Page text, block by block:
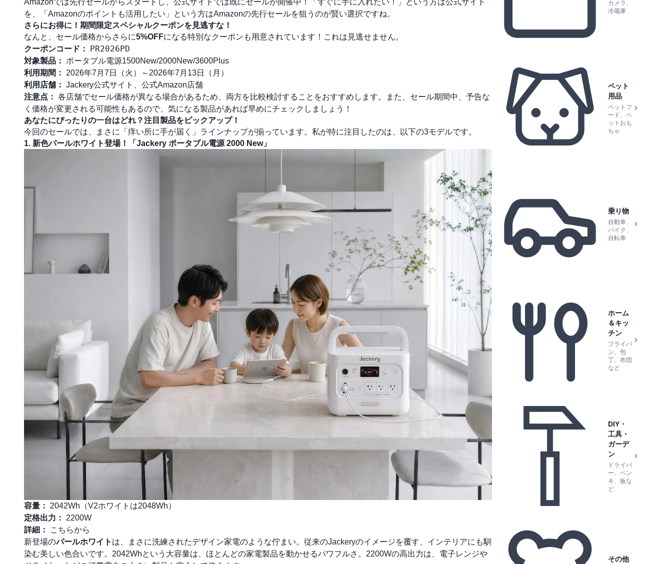
Amazonでは先行セールからスタートし、公式サイトでは既にセールが開催中！「すぐに手に入れたい！」という方は公式サイト
を、「Amazonのポイントも活用したい」という方はAmazonの先行セールを狙うのが賢い選択ですね。
さらにお得に！期間限定スペシャルクーポンを見逃すな！
なんと、セール価格からさらに5%OFFになる特別なクーポンも用意されています！これは見逃せません。
クーポンコード：
PR2026PD
対象製品：
ポータブル電源1500New/2000New/3600Plus
利用期間：
2026年7月7日（火）～2026年7月13日（月）
利用店舗： Jackery公式サイト、公式Amazon店舗
注意点： 各店舗でセール価格が異なる場合があるため、両方を比較検討することをおすすめします。また、セール期間中、予告な
く価格が変更される可能性もあるので、気になる製品があれば早めにチェックしましょう！
あなたにぴったりの一台はどれ？注目製品をピックアップ！
今回のセールでは、まさに「痒い所に手が届く」ラインナップが揃っています。私が特に注目したのは、以下の3モデルです。
1. 新色パールホワイト登場！「Jackery ポータブル電源 2000 New」
容量：
2042Wh（V2ホワイトは2048Wh）
定格出力：
2200W
詳細：
こちらから
新登場のパールホワイト は、まさに洗練されたデザイン家電のような佇まい。従来のJackeryのイメージを覆す、インテリアにも馴
染む美しい色合いです。2042Whという大容量は、ほとんどの家電製品を動かせるパワフルさ。2200Wの高出力は、電子レンジや
カメラ、
冷蔵庫
ペット
用品
ペットフ
ード、ペ
ットおも
ちゃ
乗り物
自動車、
バイク、
自転車
ホーム
＆キッ
チン
フライパ
ン、包
丁、布団
など
DIY・
工具・
ガーデ
ン
ドライバ
ー、ペン
キ、板な
ど
その他